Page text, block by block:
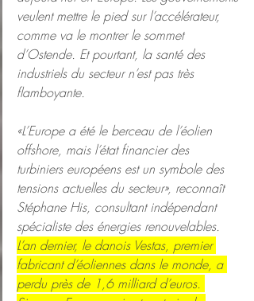
veulent mettre le pied sur l’accélérateur,
comme va le montrer le sommet
d’Ostende. Et pourtant, la santé des
industriels du secteur n’est pas très
flamboyante.
«L’Europe a été le berceau de l’éolien
offshore, mais l’état financier des
turbiniers européens est un symbole des
tensions actuelles du secteur», reconnaît
Stéphane His, consultant indépendant
spécialiste des énergies renouvelables.
L’an dernier, le danois Vestas, premier
fabricant d’éoliennes dans le monde, a
perdu près de 1,6 milliard d’euros.